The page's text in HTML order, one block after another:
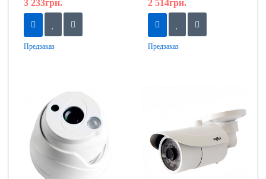
3 233грн.
Предзаказ
2 514грн.
Предзаказ